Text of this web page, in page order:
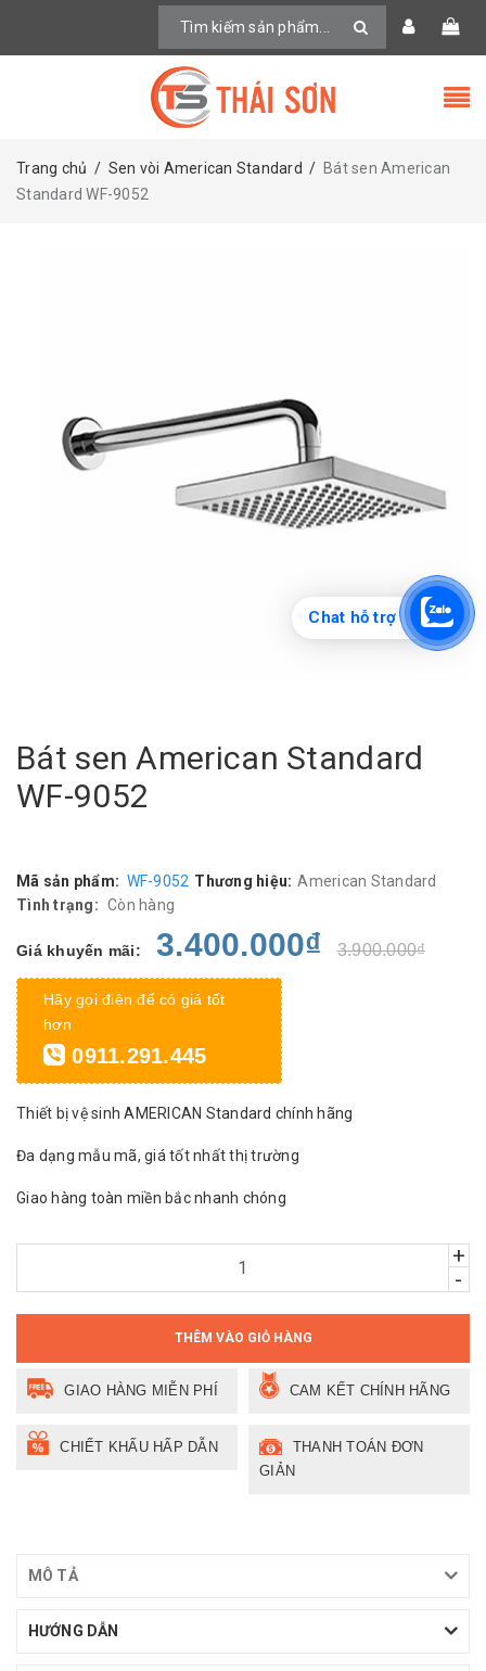
Trang chủ / Sen vòi American Standard / Bát sen American
Standard WF-9052
Bát sen American Standard
WF-9052
Mã sản phẩm: WF-9052 Thương hiệu: American Standard
Tình trạng: Còn hàng
Giá khuyến mãi: 3.400.000₫ 3.900.000₫
Hãy gọi điện để có giá tốt
hơn
0911.291.445
Thiết bị vệ sinh AMERICAN Standard chính hãng
Đa dạng mẫu mã, giá tốt nhất thị trường
Giao hàng toàn miền bắc nhanh chóng
+
-
THÊM VÀO GIỎ HÀNG
GIAO HÀNG MIỄN PHÍ CAM KẾT CHÍNH HÃNG
CHIẾT KHẤU HẤP DẪN
THANH TOÁN ĐƠN
GIẢN
MÔ TẢ
HƯỚNG DẪN
Chat hỗ trợ